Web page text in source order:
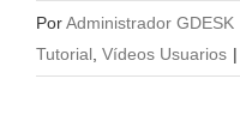
PorAdministrador GDESK
Tutorial Vídeos Usuarios |